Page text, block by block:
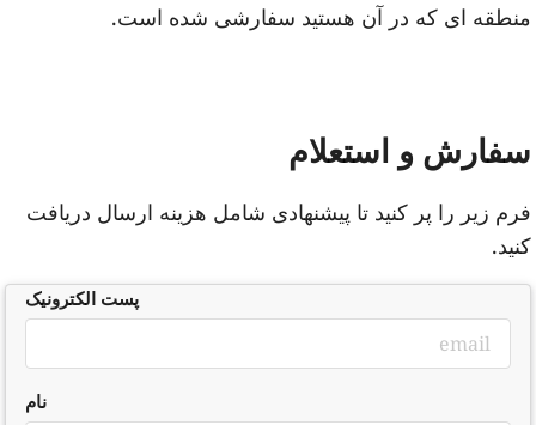
ای که در آن هستید سفارشی شده است.
و استعلام
زیر را پر کنید تا پیشنهادی شامل هزینه ارسال دریافت
پست الکترونیک
نام